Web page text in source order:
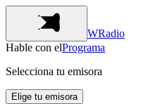
WRadio
Hable con elPrograma
Selecciona tu emisora
Elige tu emisora